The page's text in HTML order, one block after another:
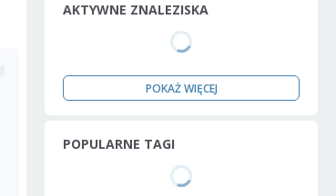
AKTYWNE ZNALEZISKA
POKAŻ WIĘCEJ
POPULARNE TAGI